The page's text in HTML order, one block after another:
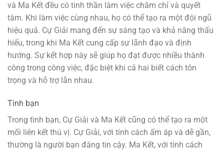
và Ma Kết đều có tinh thần làm việc chăm chỉ và quyết
tâm. Khi làm việc cùng nhau, họ có thể tạo ra một đội ngũ
hiệu quả. Cự Giải mang đến sự sáng tạo và khả năng thấu
hiểu, trong khi Ma Kết cung cấp sự lãnh đạo và định
hướng. Sự kết hợp này sẽ giúp họ đạt được nhiều thành
công trong công việc, đặc biệt khi cả hai biết cách tôn
trọng và hỗ trợ lẫn nhau.
Tình bạn
Trong tình bạn, Cự Giải và Ma Kết cũng có thể tạo ra một
mối liên kết thú vị. Cự Giải, với tính cách ấm áp và dễ gần,
thường là người bạn đáng tin cậy. Ma Kết, với tính cách